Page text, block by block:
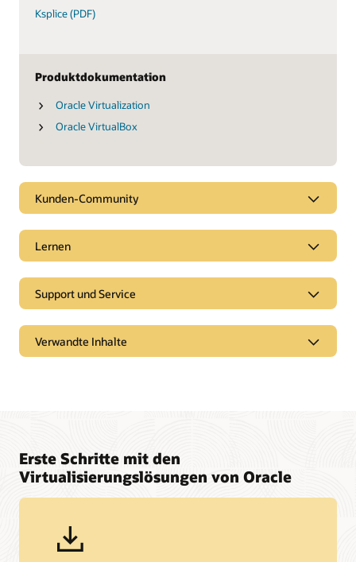
Ksplice (PDF)
Produktdokumentation
Oracle Virtualization
Oracle VirtualBox
Kunden-Community
Lernen
Open Source Virtualisierung für moderne
Support und Service
Verwandte Inhalte
Erste Schritte mit den
Virtualisierungslösungen von Oracle